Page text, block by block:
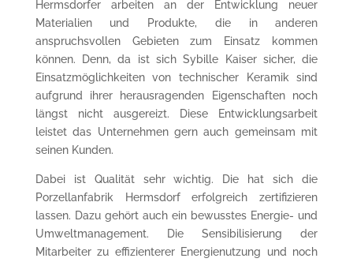
Hermsdorfer arbeiten an der Entwicklung neuer
Materialien und Produkte, die in anderen
anspruchsvollen Gebieten zum Einsatz kommen
können. Denn, da ist sich Sybille Kaiser sicher, die
Einsatzmöglichkeiten von technischer Keramik sind
aufgrund ihrer herausragenden Eigenschaften noch
längst nicht ausgereizt. Diese Entwicklungsarbeit
leistet das Unternehmen gern auch gemeinsam mit
seinen Kunden.
Dabei ist Qualität sehr wichtig. Die hat sich die
Porzellanfabrik Hermsdorf erfolgreich zertifizieren
lassen. Dazu gehört auch ein bewusstes Energie- und
Umweltmanagement. Die Sensibilisierung der
Mitarbeiter zu effizienterer Energienutzung und noch